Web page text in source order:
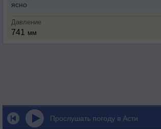
ясно
Давление
741 мм
Прослушать погоду в Асти